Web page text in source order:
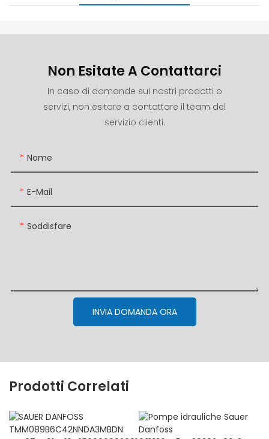
Non Esitate A Contattarci
In caso di domande sui nostri prodotti o
servizi, non esitare a contattare il team del
servizio clienti.
Nome
E-Mail
Soddisfare
INVIA DOMANDA ORA
Prodotti Correlati